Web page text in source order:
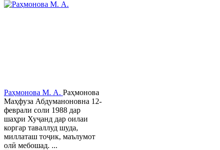
Раҳмонова М. А. Раҳмонова
Маҳфуза Абдуманоновна 12-
феврали соли 1988 дар
шаҳри Хуҷанд дар оилаи
коргар таваллуд шуда,
миллаташ тоҷик, маълумот
олӣ мебошад. ...